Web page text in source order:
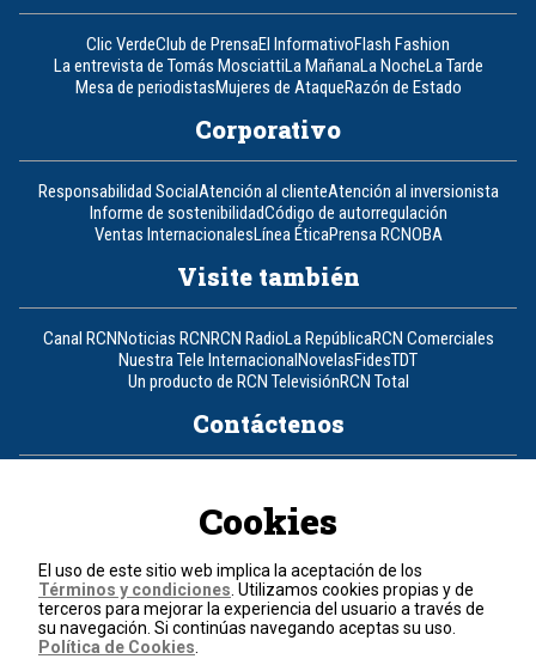
Clic VerdeClub de PrensaEl InformativoFlash Fashion
La entrevista de Tomás MosciattiLa MañanaLa NocheLa Tarde
Mesa de periodistasMujeres de AtaqueRazón de Estado
Corporativo
Responsabilidad SocialAtención al clienteAtención al inversionista
Informe de sostenibilidadCódigo de autorregulación
Ventas InternacionalesLínea ÉticaPrensa RCNOBA
Visite también
Canal RCNNoticias RCNRCN RadioLa RepúblicaRCN Comerciales
Nuestra Tele InternacionalNovelasFidesTDT
Un producto de RCN TelevisiónRCN Total
Contáctenos
Política de cookies
Términos y condiciones
© 2026, RCN Medios.
Todos los derechos reservados.
Cookies
El uso de este sitio web implica la aceptación de los
Términos y condiciones . Utilizamos cookies propias y de
terceros para mejorar la experiencia del usuario a través de
su navegación. Si continúas navegando aceptas su uso.
Política de Cookies